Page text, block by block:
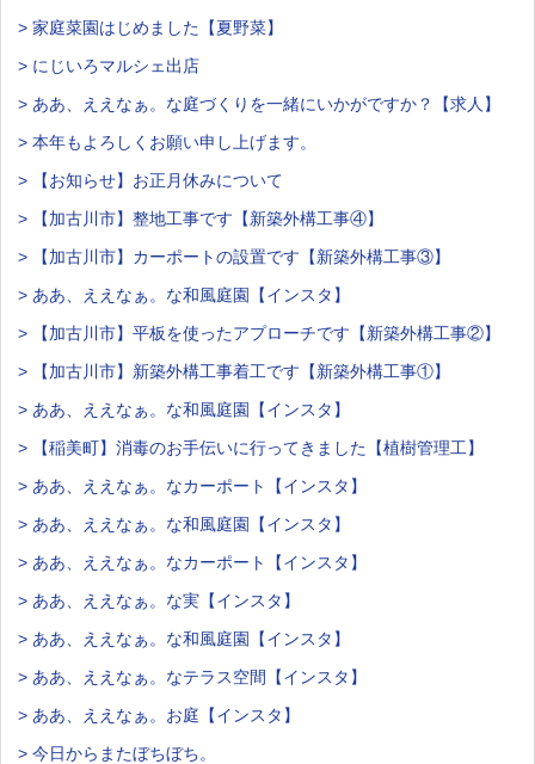
> 家庭菜園はじめました【夏野菜】
> にじいろマルシェ出店
> ああ、ええなぁ。な庭づくりを一緒にいかがですか？【求人】
> 本年もよろしくお願い申し上げます。
> 【お知らせ】お正月休みについて
> 【加古川市】整地工事です【新築外構工事④】
> 【加古川市】カーポートの設置です【新築外構工事③】
> ああ、ええなぁ。な和風庭園【インスタ】
> 【加古川市】平板を使ったアプローチです【新築外構工事②】
> 【加古川市】新築外構工事着工です【新築外構工事①】
> ああ、ええなぁ。な和風庭園【インスタ】
> 【稲美町】消毒のお手伝いに行ってきました【植樹管理工】
> ああ、ええなぁ。なカーポート【インスタ】
> ああ、ええなぁ。な和風庭園【インスタ】
> ああ、ええなぁ。なカーポート【インスタ】
> ああ、ええなぁ。な実【インスタ】
> ああ、ええなぁ。な和風庭園【インスタ】
> ああ、ええなぁ。なテラス空間【インスタ】
> ああ、ええなぁ。お庭【インスタ】
> 今日からまたぼちぼち。